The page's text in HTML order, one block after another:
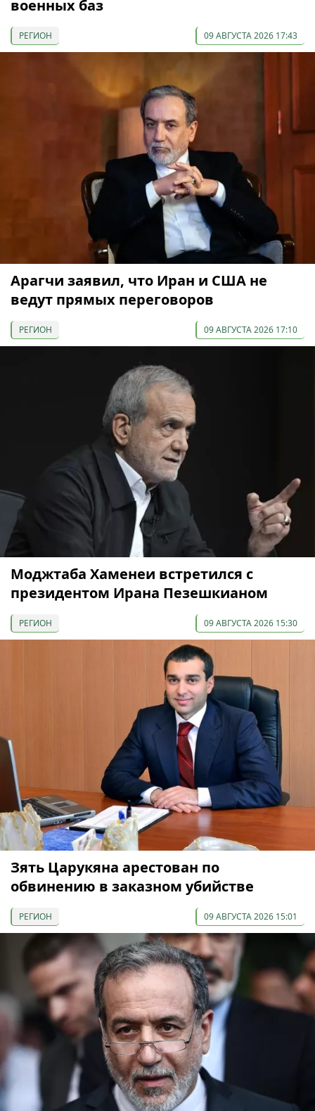
военных баз
РЕГИОН 09 АВГУСТА 2026 17:43
Арагчи заявил, что Иран и США не
ведут прямых переговоров
РЕГИОН 09 АВГУСТА 2026 17:10
Моджтаба Хаменеи встретился с
президентом Ирана Пезешкианом
РЕГИОН 09 АВГУСТА 2026 15:30
Зять Царукяна арестован по
обвинению в заказном убийстве
РЕГИОН 09 АВГУСТА 2026 15:01